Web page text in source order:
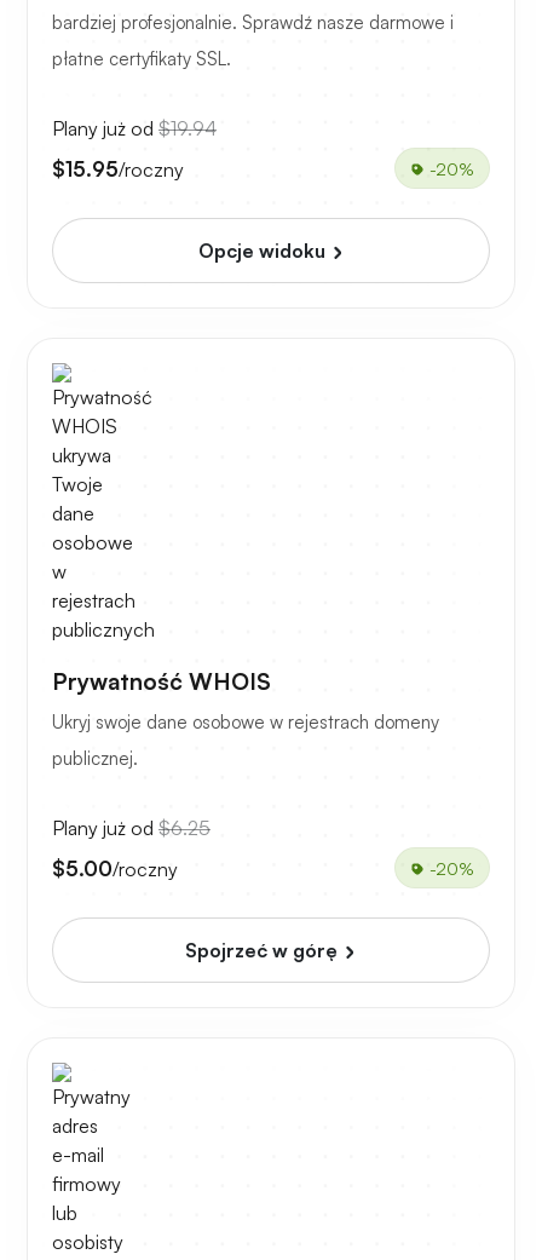
bardziej profesjonalnie. Sprawdź nasze darmowe i
płatne certyfikaty SSL.
Plany już od $19.94
$15.95/roczny -20%
Opcje widoku
Prywatność WHOIS
Ukryj swoje dane osobowe w rejestrach domeny
publicznej.
Plany już od $6.25
$5.00/roczny -20%
Spojrzeć w górę